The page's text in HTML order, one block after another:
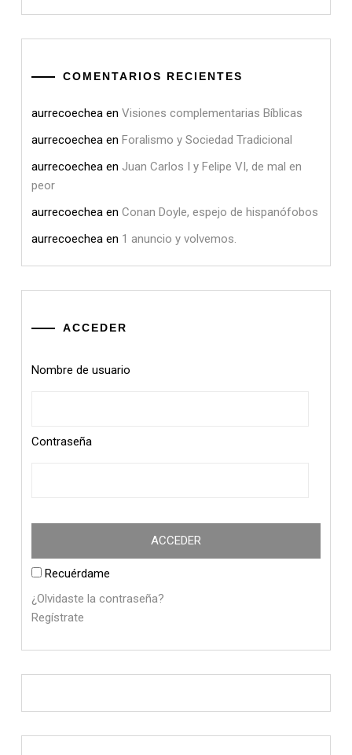
COMENTARIOS RECIENTES
aurrecoechea en Visiones complementarias Bíblicas
aurrecoechea en Foralismo y Sociedad Tradicional
aurrecoechea en Juan Carlos I y Felipe VI, de mal en
peor
aurrecoechea en Conan Doyle, espejo de hispanófobos
aurrecoechea en 1 anuncio y volvemos.
ACCEDER
Nombre de usuario
Contraseña
Recuérdame
¿Olvidaste la contraseña?
Regístrate